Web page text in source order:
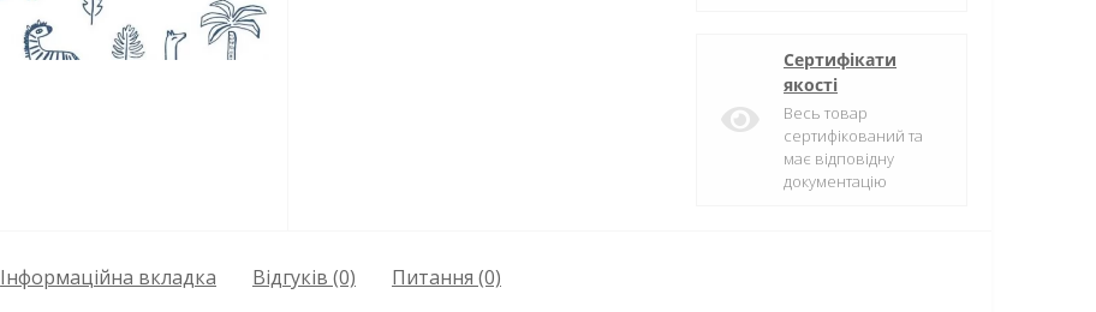
Сертифікати
якості
Весь товар
сертифікований та
має відповідну
документацію
Інформаційна вкладка Відгуків (0) Питання (0)